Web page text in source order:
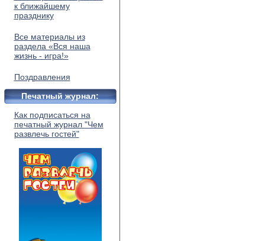
к ближайшему
празднику
Все материалы из
раздела «Вся наша
жизнь - игра!»
Поздравления
Печатный журнал:
Как подписаться на
печатный журнал "Чем
развлечь гостей"